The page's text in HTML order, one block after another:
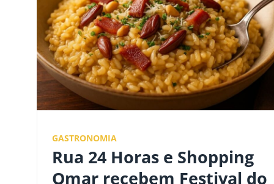
GASTRONOMIA
Rua 24 Horas e Shopping
Omar recebem Festival do